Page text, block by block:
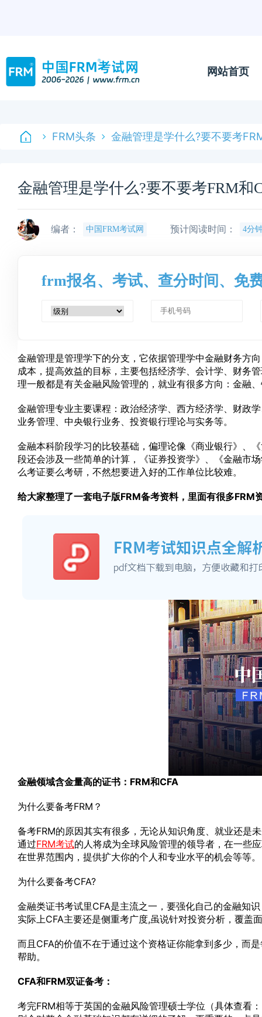
网站首页
FRM头条 金融管理是学什么?要不要考
金融管理是学什么?要不要考FRM和
编者： 中国FRM考试网 预计阅读时间： 4分
frm报名、考试、查分时间、免
金融管理是管理学下的分支，它依据管理学中金融财务方
成本，提高效益的目标，主要包括经济学、会计学、财务
理一般都是有关金融风险管理的，就业有很多方向：金融
金融管理专业主要课程：政治经济学、西方经济学、财政
业务管理、中央银行业务、投资银行理论与实务等。
金融本科阶段学习的比较基础，偏理论像《商业银行》、
段还会涉及一些简单的计算，《证券投资学》、《金融市
么考证要么考研，不然想要进入好的工作单位比较难。
给大家整理了一套电子版FRM备考资料，里面有很多FRM
金融领域含金量高的证书：FRM和CFA
为什么要备考FRM？
备考FRM的原因其实有很多，无论从知识角度、就业还是
通过FRM考试的人将成为全球风险管理的领导者，在一些
在世界范围内，提供扩大你的个人和专业水平的机会等等。
为什么要备考CFA?
金融类证书考试里CFA是主流之一，要强化自己的金融知
实际上CFA主要还是侧重考广度,虽说针对投资分析，覆
而且CFA的价值不在于通过这个资格证你能拿到多少，而
帮助。
CFA和FRM双证备考：
考完FRM相等于英国的金融风险管理硕士学位（具体查看